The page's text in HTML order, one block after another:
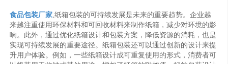
食品包装厂家,纸箱包装的可持续发展是未来的重要趋势。企业越
来越注重使用环保材料和可回收材料来制作纸箱，减少对环境的影
响。此外，通过优化纸箱设计和包装方案，降低资源的消耗，也是
实现可持续发展的重要途径。纸箱包装还可以通过创新的设计来提
升用户体验。例如，一些纸箱设计成可重复使用的形式，消费者可